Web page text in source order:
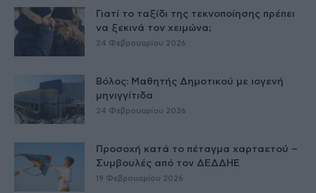
Γιατί το ταξίδι της τεκνοποίησης πρέπει
να ξεκινά τον χειμώνα;
24 Φεβρουαρίου 2026
Βόλος: Μαθητής Δημοτικού με ιογενή
μηνιγγίτιδα
24 Φεβρουαρίου 2026
Προσοχή κατά το πέταγμα χαρταετού –
Συμβουλές από τον ΔΕΔΔΗΕ
19 Φεβρουαρίου 2026